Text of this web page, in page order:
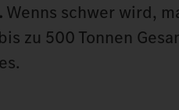
Wenns schwer wird,
zu 500 Tonnen